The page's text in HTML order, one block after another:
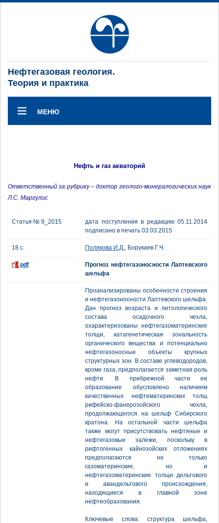
Нефтегазовая геология.
Теория и практика
МЕНЮ
Нефть и газ акваторий
Ответственный за рубрику – доктор геолого-минералогических наук
Л.С. Маргулис
Статья № 9_2015
дата поступления в редакцию 05.11.2014
подписано в печать 03.03.2015
18 с. Полякова И.Д., Борукаев Г.Ч.
pdf
Прогноз нефтегазоносности Лаптевского
шельфа
Проанализированы особенности строения
и нефтегазоносности Лаптевского шельфа.
Дан прогноз возраста и литологического
состава осадочного чехла,
охарактеризованы нефтегазоматеринские
толщи, катагенетическая зональность
органического вещества и потенциально
нефтегазоносные объекты крупных
структурных зон. В составе углеводородов,
кроме газа, предполагается заметная роль
нефти. В прибрежной части ее
образование обусловлено наличием
качественных нефтематеринских толщ
рифейско-фанерозойского чехла,
продолжающегося на шельф Сибирского
кратона. На остальной части шельфа
также могут присутствовать нефтяные и
нефтегазовые залежи, поскольку в
рифтогенных кайнозойских отложениях
предполагаются не только
газоматеринские, но и
нефтегазоматеринские толщи дельтового
и авандельтового происхождения,
находящиеся в главной зоне
нефтеобразования.
Ключевые слова: структура шельфа,